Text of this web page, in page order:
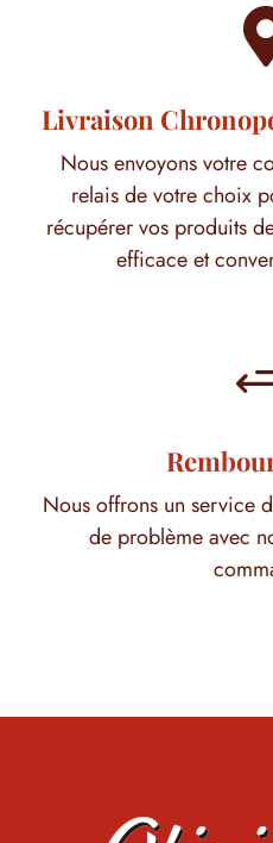
Livraison
Nous envoyons votre
relais de votre choix
récupérer vos produits
efficace et
Nous offrons un service
de problème avec